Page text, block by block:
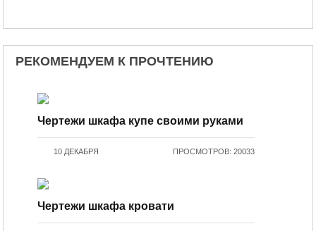
РЕКОМЕНДУЕМ К ПРОЧТЕНИЮ
Чертежи шкафа купе своими руками
10 ДЕКАБРЯ ПРОСМОТРОВ: 20033
Чертежи шкафа кровати